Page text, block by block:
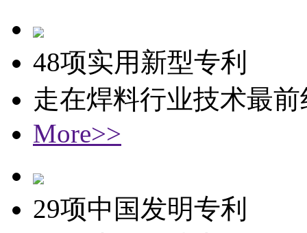
48项实用新型专利
走在焊料行业技术最前
More>>
29项中国发明专利